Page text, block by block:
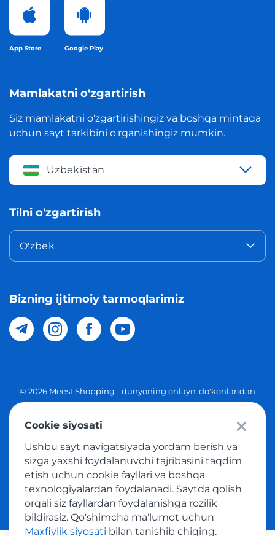
App Store Google Play
Mamlakatni o'zgartirish
Siz mamlakatni o'zgartirishingiz va boshqa mintaqa
uchun sayt tarkibini o'rganishingiz mumkin.
Uzbekistan
Tilni o'zgartirish
O'zbek
Bizning ijtimoiy tarmoqlarimiz
© 2026 Meest Shopping - dunyoning onlayn-do'konlaridan
Ommaviy taklif
Tovar sotib olish xizmatidan foydalanish shartlari
Cookie siyosati
Ushbu sayt navigatsiyada yordam berish va
sizga yaxshi foydalanuvchi tajribasini taqdim
etish uchun cookie fayllari va boshqa
texnologiyalardan foydalanadi. Saytda qolish
orqali siz fayllardan foydalanishga rozilik
bildirasiz. Qo'shimcha ma'lumot uchun
Maxfiylik siyosati bilan tanishib chiqing.